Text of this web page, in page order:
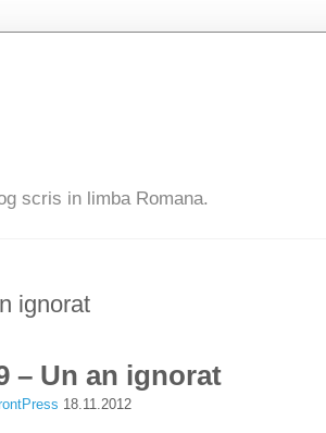
scris in limba Romana.
ignorat
– Un an ignorat
18.11.2012